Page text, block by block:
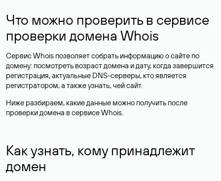
Что можно проверить в сервисе
проверки домена Whois
Сервис Whois позволяет собрать информацию о сайте по
домену: посмотреть возраст домена и дату, когда завершится
регистрация, актуальные DNS-серверы, кто является
регистратором, а также узнать, чей сайт.
Ниже разбираем, какие данные можно получить после
проверки домена в сервисе Whois.
Как узнать, кому принадлежит
домен